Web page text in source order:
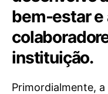
bem-estar e
instituição.
Primordialmente, a